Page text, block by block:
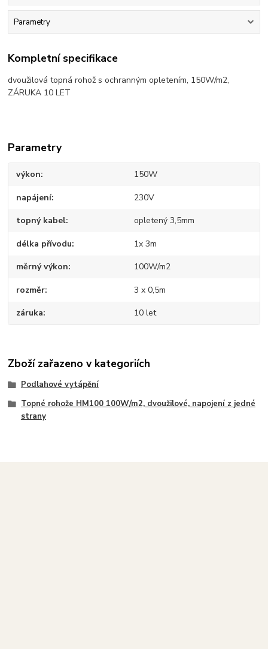
Parametry
Kompletní specifikace
dvoužilová topná rohož s ochranným opletením, 150W/m2,
ZÁRUKA 10 LET
Parametry
výkon 150W
napájení 230V
topný kabel opletený 3,5mm
délka přívodu 1x 3m
měrný výkon 100W/m2
rozměr 3 x 0,5m
záruka 10 let
Zboží zařazeno v kategoriích
Podlahové vytápění
Topné rohože HM100 100W/m2, dvoužilové, napojení z jedné
strany